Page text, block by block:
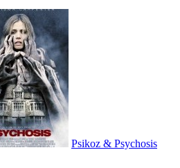
Psikoz & Psychosis